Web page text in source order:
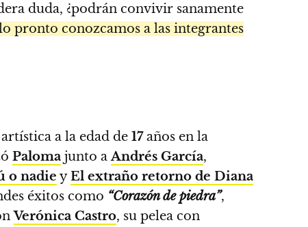
duda, ¿podrán convivir sanamente
pronto conozcamos a las integrantes
a la edad de 17años en la
Paloma junto aAndrés García,
o nadie yEl extraño retorno de Diana
éxitos como “Corazón de piedra”,
Verónica Castro, su pelea con